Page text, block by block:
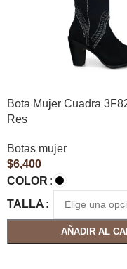
Bota Mujer Cuadra
Res
Botas mujer
$6,400
COLOR
TALLA
AÑADIR AL